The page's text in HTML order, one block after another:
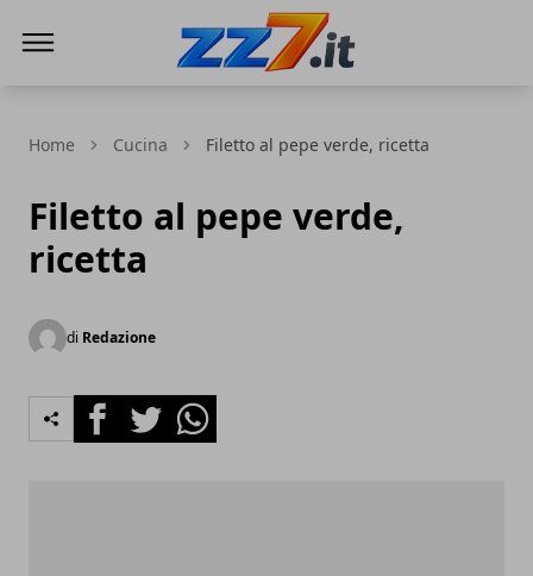
Home Cucina Filetto al pepe verde, ricetta
Filetto al pepe verde,
ricetta
di Redazione
FacebookTwitterWhatsapp